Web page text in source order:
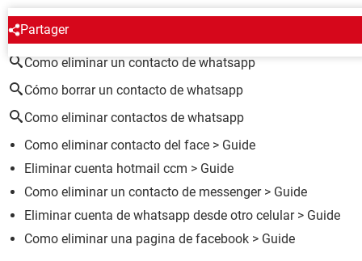
Partager
ALREDEDOR DEL MISMO TEMA
Como eliminar un contacto de whatsapp
Cómo borrar un contacto de whatsapp
Como eliminar contactos de whatsapp
Como eliminar contacto del face > Guide
Eliminar cuenta hotmail ccm > Guide
Como eliminar un contacto de messenger> Guide
Eliminar cuenta de whatsapp desde otro celular> Guide
Como eliminar una pagina de facebook > Guide